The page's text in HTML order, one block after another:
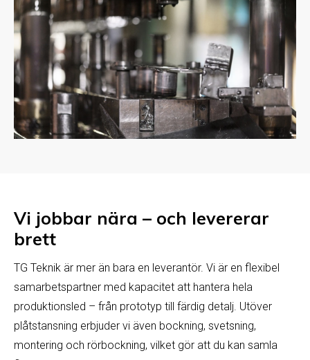
Vi jobbar nära – och levererar
brett
TG Teknik är mer än bara en leverantör. Vi är en flexibel
samarbetspartner med kapacitet att hantera hela
produktionsled – från prototyp till färdig detalj. Utöver
plåtstansning erbjuder vi även bockning, svetsning,
montering och rörbockning, vilket gör att du kan samla